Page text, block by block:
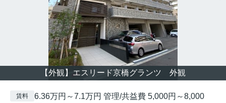
【外観】エスリード京橋グランツ 外観
賃料
6.36万円～7.1万円 管理/共益費 5,000円～8,000